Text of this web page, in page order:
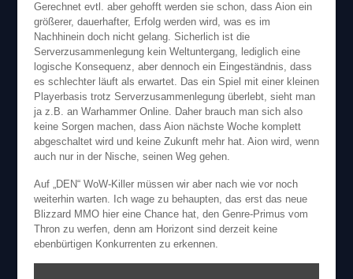
Gerechnet evtl. aber gehofft werden sie schon, dass Aion ein
größerer, dauerhafter, Erfolg werden wird, was es im
Nachhinein doch nicht gelang. Sicherlich ist die
Serverzusammenlegung kein Weltuntergang, lediglich eine
logische Konsequenz, aber dennoch ein Eingeständnis, dass
es schlechter läuft als erwartet. Das ein Spiel mit einer kleinen
Playerbasis trotz Serverzusammenlegung überlebt, sieht man
ja z.B. an Warhammer Online. Daher brauch man sich also
keine Sorgen machen, dass Aion nächste Woche komplett
abgeschaltet wird und keine Zukunft mehr hat. Aion wird, wenn
auch nur in der Nische, seinen Weg gehen.
Auf „DEN“ WoW-Killer müssen wir aber nach wie vor noch
weiterhin warten. Ich wage zu behaupten, das erst das neue
Blizzard MMO hier eine Chance hat, den Genre-Primus vom
Thron zu werfen, denn am Horizont sind derzeit keine
ebenbürtigen Konkurrenten zu erkennen.